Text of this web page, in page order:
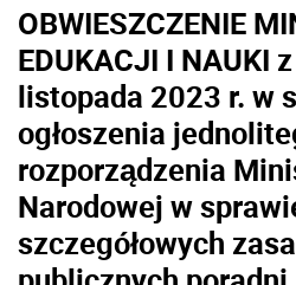
OBWIESZCZENIE
EDUKACJI I NAUKI
listopada 2023 r. w
ogłoszenia
rozporządzenia
Narodowej w
szczegółowych